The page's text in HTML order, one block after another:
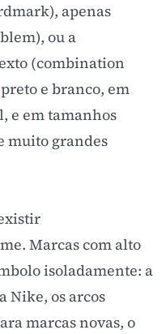
apenas
ou a
(combination
e branco, em
e em tamanhos
muito grandes
Marcas com alto
isoladamente: a
Nike, os arcos
marcas novas, o